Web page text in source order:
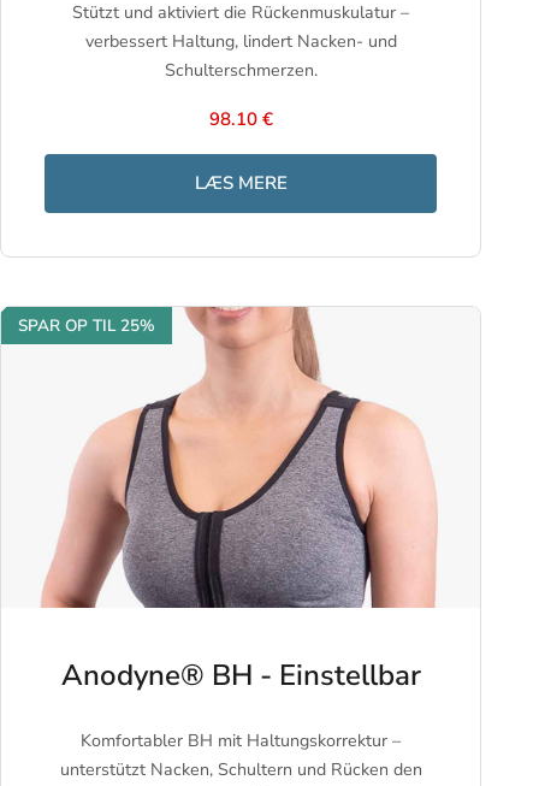
Stützt und aktiviert die Rückenmuskulatur –
verbessert Haltung, lindert Nacken- und
Schulterschmerzen.
98.10 €
LÆS MERE
SPAR OP TIL 25%
Anodyne® BH - Einstellbar
Komfortabler BH mit Haltungskorrektur –
unterstützt Nacken, Schultern und Rücken den